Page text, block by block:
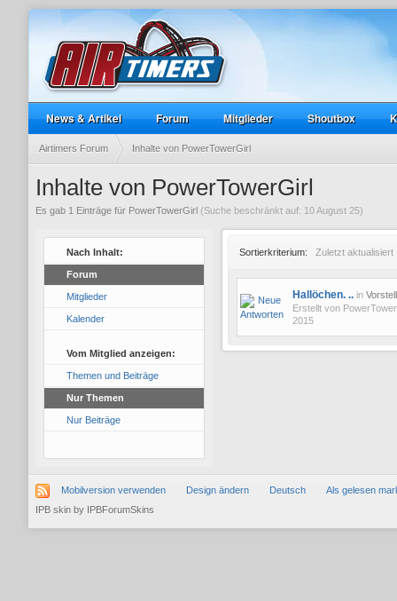
News & Artikel Forum Mitglieder Shoutbox
Airtimers Forum Inhalte von PowerTowerGirl
Inhalte von PowerTowerGirl
Es gab 1 Einträge für PowerTowerGirl (Suche beschränkt auf: 10 August 25)
Nach Inhalt:
Forum
Mitglieder
Kalender
Vom Mitglied anzeigen:
Themen und Beiträge
Nur Themen
Nur Beiträge
Sortierkriterium: Zuletzt aktualisiert
Hallöchen. .. in
Erstellt von
2015
Mobilversion verwenden Design ändern Deutsch
Als gelesen
IPB skin by IPBForumSkins